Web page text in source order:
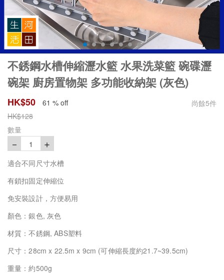
不銹鋼水槽伸縮瀝水籃 水果洗菜籃 碗碟瀝
碗架 廚房置物架 多功能收納架 (灰色)
HK$50 61 % off 尚餘5件
HK$128
數量
－ 1 ＋
適合不同尺寸水槽
有鎖扣固定伸縮位
免安裝設計，方便易用
顏色：銀色, 灰色
材質：不銹鋼, ABS塑料
尺寸：28cm x 22.5m x 9cm (可伸縮長度約21.7~39.5cm)
重量：約500g